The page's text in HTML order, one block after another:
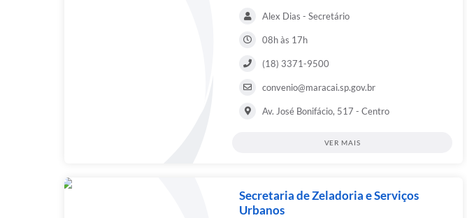
Alex Dias - Secretário
08h às 17h
(18) 3371-9500
convenio@maracai.sp.gov.br
Av. José Bonifácio, 517 - Centro
VER MAIS
Secretaria de Zeladoria e Serviços
Urbanos